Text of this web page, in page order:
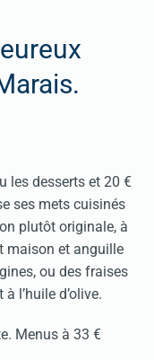
les desserts et 20 €
ses mets cuisinés
plutôt originale, à
maison et anguille
ou des fraises
l’huile d’olive.
Menus à 33 €